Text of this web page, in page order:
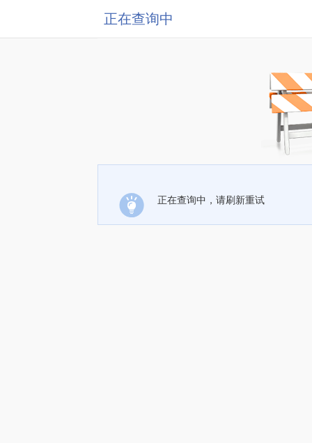
正在查询中
正在查询中，请刷新重试